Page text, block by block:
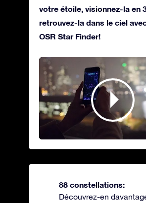
votre étoile, visionnez-la en
retrouvez-la dans le ciel
OSR Star Finder!
88 constellations:
Découvrez-en